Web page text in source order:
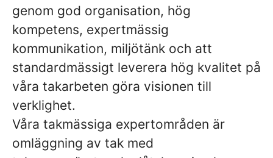
genom god organisation, hög
kompetens, expertmässig
kommunikation, miljötänk och att
standardmässigt leverera hög kvalitet på
våra takarbeten göra visionen till
verklighet.
Våra takmässiga expertområden är
omläggning av tak med